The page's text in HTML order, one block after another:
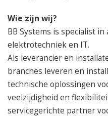
Wie zijn wij?
BB Systems is specialist
elektrotechniek en IT.
Als leverancier en
branches leveren en
technische oplossingen
veelzijdigheid en
servicegerichte partner